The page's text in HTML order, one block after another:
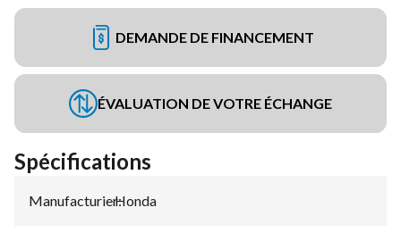
DEMANDE DE FINANCEMENT
ÉVALUATION DE VOTRE ÉCHANGE
Spécifications
Manufacturier:
Honda